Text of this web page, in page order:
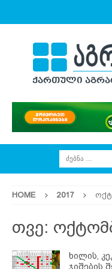
HOME 2017
თვე:
ხილის,
ჯიშების